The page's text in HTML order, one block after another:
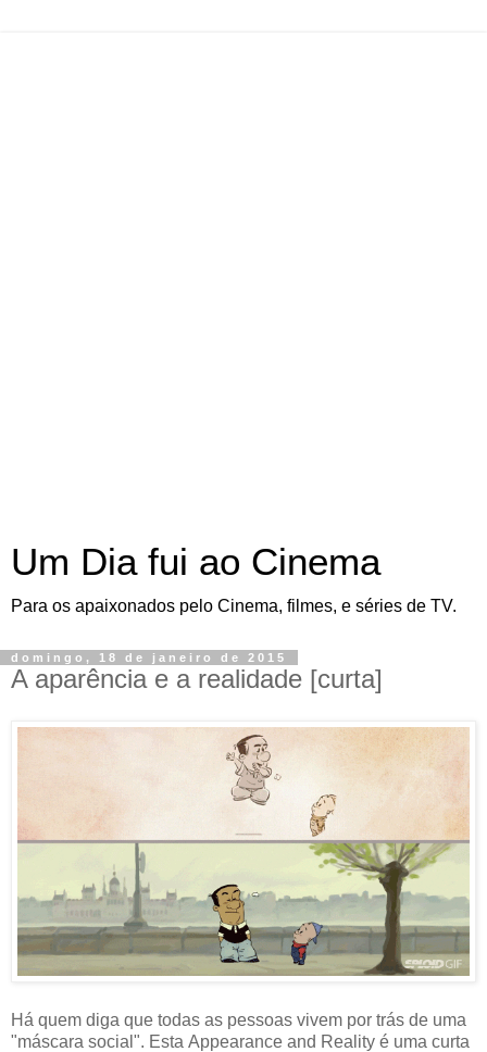
Um Dia fui ao Cinema
Para os apaixonados pelo Cinema, filmes, e séries de TV.
domingo, 18 de janeiro de 2015
A aparência e a realidade [curta]
Há quem diga que todas as pessoas vivem por trás de uma
"máscara social". Esta Appearance and Reality é uma curta